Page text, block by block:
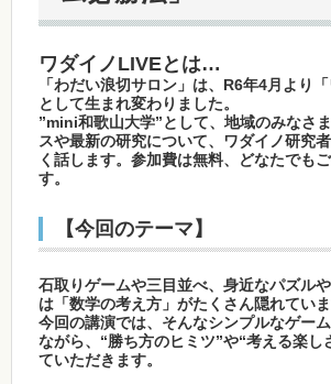
ワダイノLIVEとは…
「わだい浪切サロン」は、R6年4月より
として生まれ変わりました。
”mini和歌山大学”として、地域のみなさ
スや最新の研究について、ワダイノ研究
く話します。参加費は無料、どなたでも
す。
【今回のテーマ】
石取りゲームや三目並べ、身近なパズル
は「数学の考え方」がたくさん隠れていま
今回の講演では、そんなシンプルなゲー
ながら、“勝ち方のヒミツ”や“考える楽し
ていただきます。